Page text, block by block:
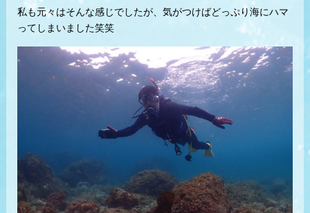
私も元々はそんな感じでしたが、気がつけばどっぷり海にハマ
ってしまいました笑笑